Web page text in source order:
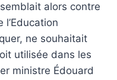
alors contre
ne souhaitait
utilisée dans les
ministre Édouard